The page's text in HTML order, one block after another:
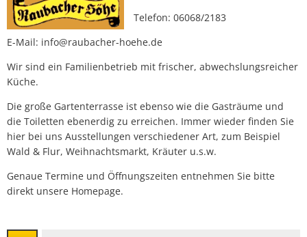
Telefon: 06068/2183
E-Mail: info@raubacher-hoehe.de
Wir sind ein Familienbetrieb mit frischer, abwechslungsreicher
Küche.
Die große Gartenterrasse ist ebenso wie die Gasträume und
die Toiletten ebenerdig zu erreichen. Immer wieder finden Sie
hier bei uns Ausstellungen verschiedener Art, zum Beispiel
Wald & Flur, Weihnachtsmarkt, Kräuter u.s.w.
Genaue Termine und Öffnungszeiten entnehmen Sie bitte
direkt unsere Homepage.